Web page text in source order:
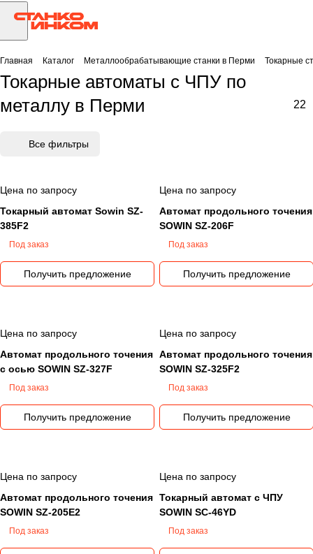
Главная Каталог Металлообрабатывающие станки в Перми Токарные
Токарные автоматы с ЧПУ по
металлу в Перми
22
Все фильтры
Цена по запросу
Токарный автомат Sowin SZ-
385F2
Под заказ
Получить предложение
Цена по запросу
Автомат продольного точения
SOWIN SZ-206F
Под заказ
Получить предложение
Цена по запросу
Автомат продольного точения
с осью SOWIN SZ-327F
Под заказ
Получить предложение
Цена по запросу
Автомат продольного точения
SOWIN SZ-325F2
Под заказ
Получить предложение
Цена по запросу
Автомат продольного точения
SOWIN SZ-205E2
Под заказ
Цена по запросу
Токарный автомат с ЧПУ
SOWIN SC-46YD
Под заказ